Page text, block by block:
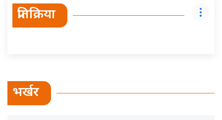
प्रतिक्रिया
भर्खर